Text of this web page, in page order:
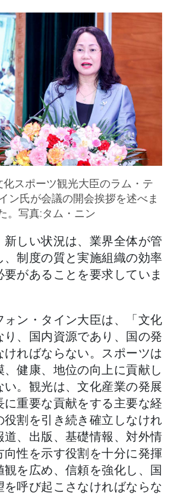
化スポーツ観光大臣のラム・テ
ン氏が会議の開会挨拶を述べま
。写真:タム・ニン
新しい状況は、業界全体が管
、制度の質と実施組織の効率
要があることを要求していま
ォン・タイン大臣は、「文化
り、国内資源であり、国の発
ければならない。スポーツは
健康、地位の向上に貢献し
い。観光は、文化産業の発展
に重要な貢献をする主要な経
役割を引き続き確立しなけれ
道、出版、基礎情報、対外情
向性を示す役割を十分に発揮
観を広め、信頼を強化し、国
を呼び起こさなければならな